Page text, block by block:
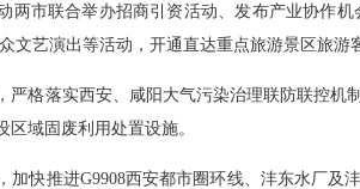
两市联合举办招商引资活动、发布产业协作
文艺演出等活动，开通直达重点旅游景区旅游
格落实西安、咸阳大气污染治理联防联控机
域固废利用处置设施。
快推进G9908西安都市圈环线、沣东水厂及